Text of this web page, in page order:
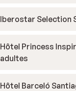
Iberostar Selection
Hôtel Princess
adultes
Hôtel Barceló